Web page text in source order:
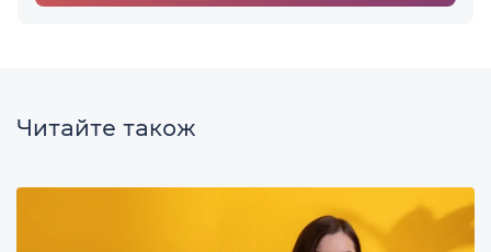
Читайте також